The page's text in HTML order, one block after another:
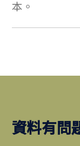
本。
資料有問